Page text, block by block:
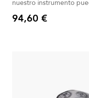
nuestro instrumento
las precauciones.
Precio
94,60 €